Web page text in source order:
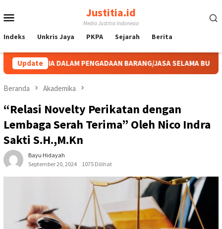
ke
Mobile
Justitia.id
Media Justitia Indonesia
Indeks Unkris Jaya PKPA Sejarah Berita
Update
PENGADAAN BARANG/JASA SELAMA BUKAN AKIBAT DARI SUATU
Beranda Akademika
“Relasi Novelty Perikatan dengan
Lembaga Serah Terima” Oleh Nico Indra
Sakti S.H.,M.Kn
Bayu Hidayah
September 20, 2024
1075 Dilihat